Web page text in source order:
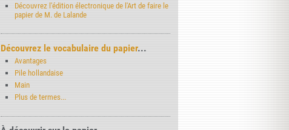
Découvrez l'édition électronique de l'Art de faire le
papier de M. de Lalande
Découvrez le vocabulaire du papier...
Avantages
Pile hollandaise
Main
Plus de termes...